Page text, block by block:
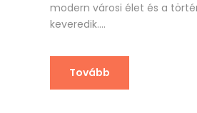
modern városi élet és a
keveredik....
Tovább